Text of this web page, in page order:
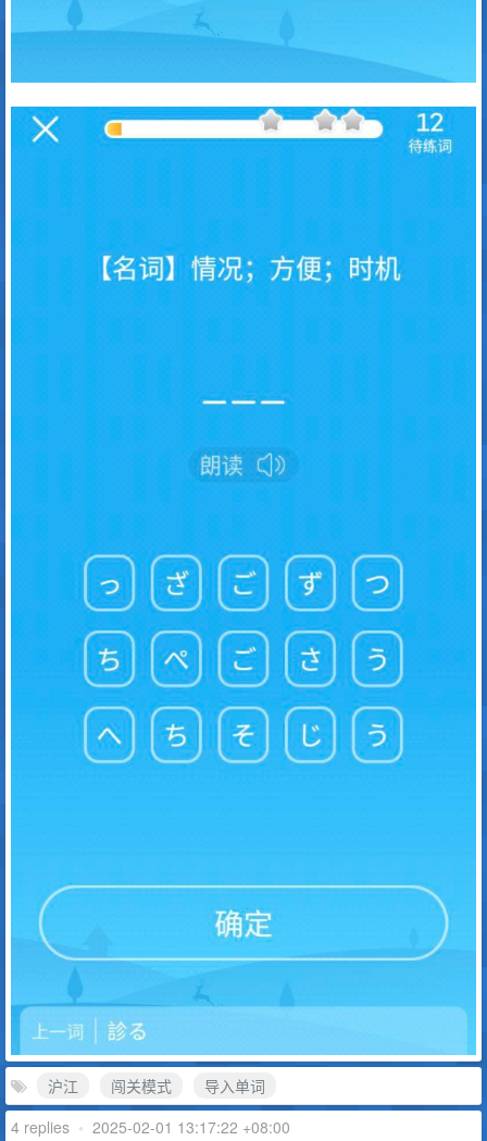
沪江 闯关模式
导入单词
4 replies • 2025-02-01 13:17:22 +08:00